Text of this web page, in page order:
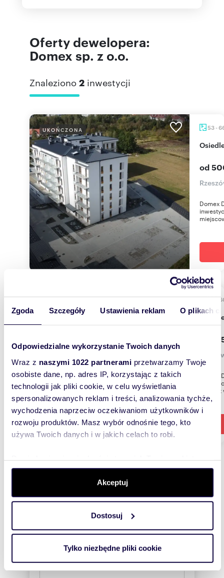
Zgoda Szczegóły Ustawienia reklam O plikach
Odpowiedzialne wykorzystanie Twoich danych
Wraz z naszymi 1022 partnerami przetwarzamy Twoje
osobiste dane, np. adres IP, korzystając z takich
technologii jak pliki cookie, w celu wyświetlania
spersonalizowanych reklam i treści, analizowania tychże,
wychodzenia naprzeciw oczekiwaniom użytkowników i
rozwoju produktów. Masz wybór odnośnie tego, kto
używa Twoich danych i w jakich celach to robi.
dane są przetwarzane oraz ustaw własne preferencje w
. W Deklaracji plików cookie możesz
zmienić lub wycofać swoją zgodę w dowolnej chwili.
Wykorzystujemy pliki cookie do spersonalizowania treści
i reklam, aby oferować funkcje społecznościowe i
korzystasz z naszej witryny, udostępniamy partnerom
Akceptuj
Dostosuj
Tylko niezbędne pliki cookie
Oferty dewelopera:
Domex sp. z o.o.
Znaleziono 2 inwestycji
UKOŃCZONA 53 -
od
Domex
40 -
od
ona
Wyślij wiadomość